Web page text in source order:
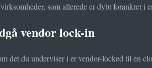
som allerede er dybt forankret i
vendor lock-in
det du underviser i er vendor-locked til en